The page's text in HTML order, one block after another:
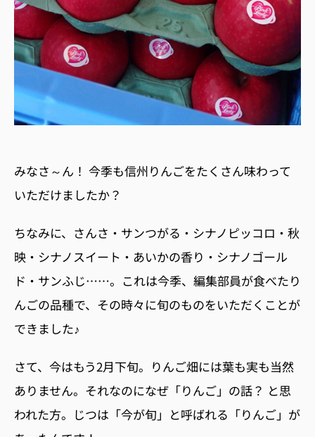
みなさ～ん！ 今季も信州りんごをたくさん味わって
いただけましたか？
ちなみに、さんさ・サンつがる・シナノピッコロ・秋
映・シナノスイート・あいかの香り・シナノゴール
ド・サンふじ……。これは今季、編集部員が食べたり
んごの品種で、その時々に旬のものをいただくことが
できました♪
さて、今はもう2月下旬。りんご畑には葉も実も当然
ありません。それなのになぜ「りんご」の話？ と思
われた方。じつは「今が旬」と呼ばれる「りんご」が